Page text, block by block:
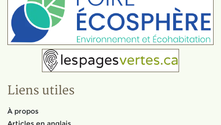
Liens utiles
À propos